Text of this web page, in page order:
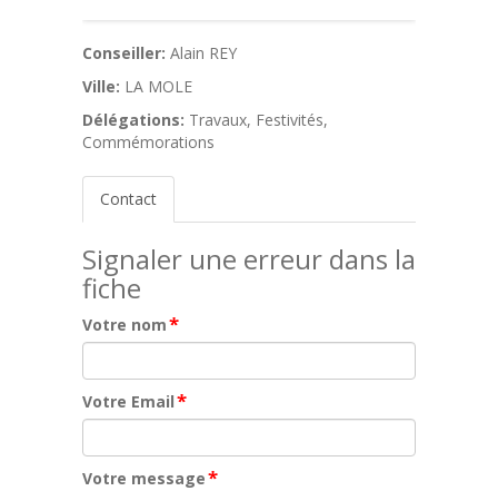
Conseiller: Alain REY
Ville: LA MOLE
Délégations: Travaux, Festivités,
Commémorations
Contact
Signaler une erreur dans la
fiche
Votre nom*
Votre Email*
Votre message*